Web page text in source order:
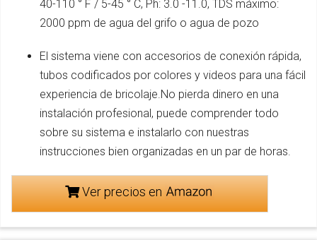
40-110 ° F / 5-45 ° C, Ph: 3.0 -11.0, TDS máximo:
2000 ppm de agua del grifo o agua de pozo
El sistema viene con accesorios de conexión rápida,
tubos codificados por colores y videos para una fácil
experiencia de bricolaje.No pierda dinero en una
instalación profesional, puede comprender todo
sobre su sistema e instalarlo con nuestras
instrucciones bien organizadas en un par de horas.
Ver precios en